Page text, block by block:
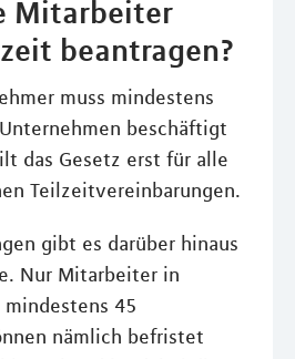
Mitarbeiter
beantragen?
muss mindestens
beschäftigt
das Gesetz erst für alle
Teilzeitvereinbarungen.
gibt es darüber hinaus
Nur Mitarbeiter in
45
nämlich befristet